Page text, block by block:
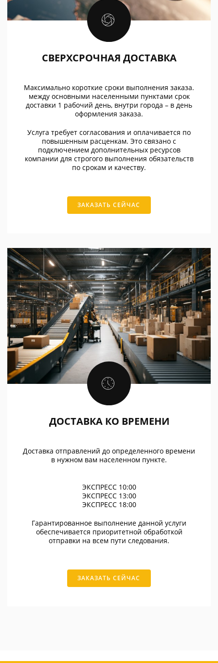
СВЕРХСРОЧНАЯ ДОСТАВКА
Максимально короткие сроки выполнения заказа.
между основными населенными пунктами срок
доставки 1 рабочий день, внутри города – в день
оформления заказа.
Услуга требует согласования и оплачивается по
повышенным расценкам. Это связано с
подключением дополнительных ресурсов
компании для строгого выполнения обязательств
по срокам и качеству.
ЗАКАЗАТЬ СЕЙЧАС
ДОСТАВКА КО ВРЕМЕНИ
Доставка отправлений до определенного времени
в нужном вам населенном пункте.
ЭКСПРЕСС 10:00
ЭКСПРЕСС 13:00
ЭКСПРЕСС 18:00
Гарантированное выполнение данной услуги
обеспечивается приоритетной обработкой
отправки на всем пути следования.
ЗАКАЗАТЬ СЕЙЧАС